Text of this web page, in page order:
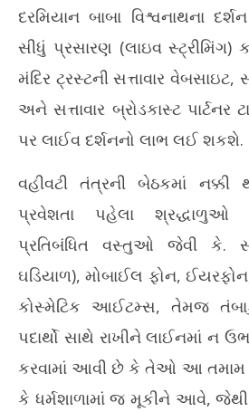
દરમિયાન બાબા વિશ્વનાથના
સીધું પ્રસારણ (લાઇવ સ્ટ્રીમિંગ)
મંદિર ટ્રસ્ટની સત્તાવાર
અને સત્તાવાર બ્રોડકાસ્ટ પાર્ટનર
પર લાઈવ દર્શનનો લાભ લઈ શકશે.
વહીવટી તંત્રની બેઠકમાં નક્કી
પ્રવેશતા પહેલા શ્રદ્ધાળુઓ
પ્રતિબંધિત વસ્તુઓ જેવી કે.
ઘડિયાળ), મોબાઈલ ફોન,
કોસ્મેટિક આઈટમ્સ, તેમજ
પદાર્થો સાથે રાખીને લાઈનમાં ન
કરવામાં આવી છે કે તેઓ આ તમામ
કે ધર્મશાળામાં જ મૂકીને આવે, જેથી